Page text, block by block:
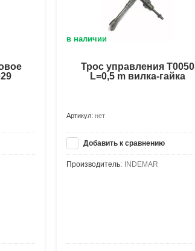
в наличии
Трос управления Т0050
L=0,5 m вилка-гайка
Артикул: нет
Добавить к сравнению
Производитель: INDEMAR